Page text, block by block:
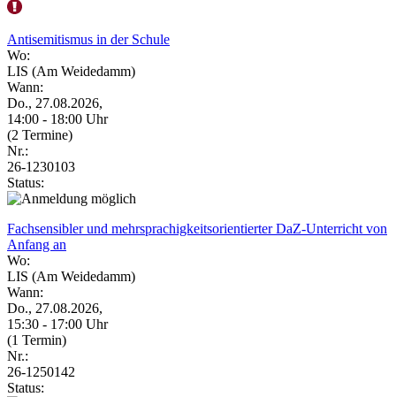
Antisemitismus in der Schule
Wo:
LIS (Am Weidedamm)
Wann:
Do., 27.08.2026,
14:00 - 18:00 Uhr
(2 Termine)
Nr.:
26-1230103
Status:
Fachsensibler und mehrsprachigkeitsorientierter DaZ-Unterricht von
Anfang an
Wo:
LIS (Am Weidedamm)
Wann:
Do., 27.08.2026,
15:30 - 17:00 Uhr
(1 Termin)
Nr.:
26-1250142
Status: